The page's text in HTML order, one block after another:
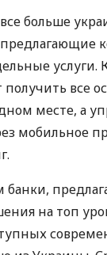
больше
получить все
месте, а
мобильное
на топ